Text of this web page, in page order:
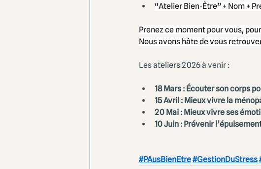
“Atelier Bien-Être” + Nom +
Prenez ce moment pour vous,
Nous avons hâte de vous
Les ateliers 2026 à venir :
18 Mars : Écouter son corps
15 Avril : Mieux vivre la
20 Mai : Mieux vivre ses
10 Juin : Prévenir
#PAusBienEtre#GestionDuStress